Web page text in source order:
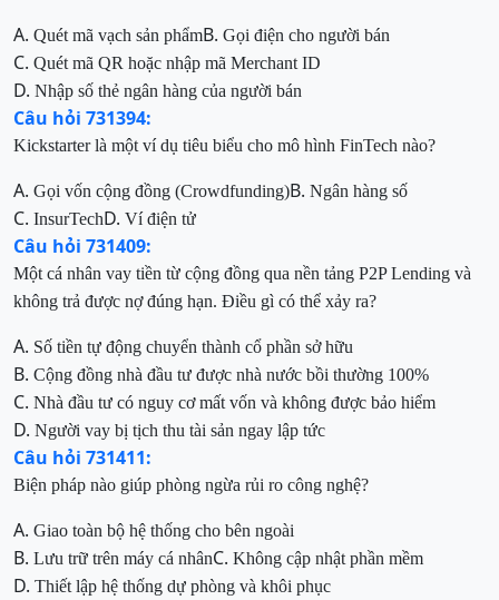
A. Quét mã vạch sản phẩmB. Gọi điện cho người bán
C. Quét mã QR hoặc nhập mã Merchant ID
D. Nhập số thẻ ngân hàng của người bán
Câu hỏi 731394:
Kickstarter là một ví dụ tiêu biểu cho mô hình FinTech nào?
A. Gọi vốn cộng đồng (Crowdfunding)B. Ngân hàng số
C. InsurTechD. Ví điện tử
Câu hỏi 731409:
Một cá nhân vay tiền từ cộng đồng qua nền tảng P2P Lending và
không trả được nợ đúng hạn. Điều gì có thể xảy ra?
A. Số tiền tự động chuyển thành cổ phần sở hữu
B. Cộng đồng nhà đầu tư được nhà nước bồi thường 100%
C. Nhà đầu tư có nguy cơ mất vốn và không được bảo hiểm
D. Người vay bị tịch thu tài sản ngay lập tức
Câu hỏi 731411:
Biện pháp nào giúp phòng ngừa rủi ro công nghệ?
A. Giao toàn bộ hệ thống cho bên ngoài
B. Lưu trữ trên máy cá nhânC. Không cập nhật phần mềm
D. Thiết lập hệ thống dự phòng và khôi phục